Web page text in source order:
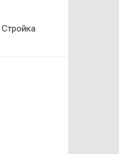
Стройка